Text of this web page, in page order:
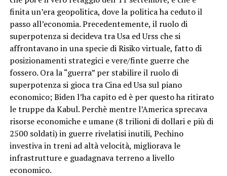
finita un’era geopolitica, dove la politica ha ceduto il
passo all’economia. Precedentemente, il ruolo di
superpotenza si decideva tra Usa ed Urss che si
affrontavano in una specie di Risiko virtuale, fatto di
posizionamenti strategici e vere/finte guerre che
fossero. Ora la “guerra” per stabilire il ruolo di
superpotenza si gioca tra Cina ed Usa sul piano
economico; Biden l’ha capito ed è per questo ha ritirato
le truppe da Kabul. Perchè mentre l’America sprecava
risorse economiche e umane (8 trilioni di dollari e più di
2500 soldati) in guerre rivelatisi inutili, Pechino
investiva in treni ad altà velocità, migliorava le
infrastrutture e guadagnava terreno a livello
economico.